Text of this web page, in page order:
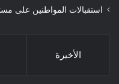
استقبالات المواطنين على
الأخيرة